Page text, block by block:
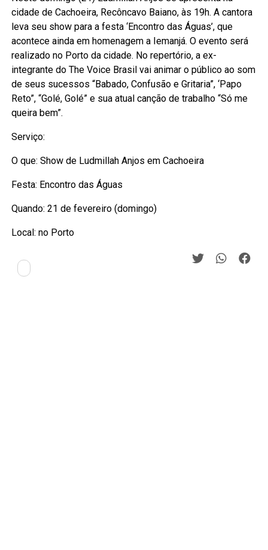
cidade de Cachoeira, Recôncavo Baiano, às 19h. A cantora
leva seu show para a festa ‘Encontro das Águas’, que
acontece ainda em homenagem a Iemanjá. O evento será
realizado no Porto da cidade. No repertório, a ex-
integrante do The Voice Brasil vai animar o público ao som
de seus sucessos “Babado, Confusão e Gritaria”, ‘Papo
Reto”, “Golé, Golé” e sua atual canção de trabalho “Só me
queira bem”.
Serviço:
O que: Show de Ludmillah Anjos em Cachoeira
Festa: Encontro das Águas
Quando: 21 de fevereiro (domingo)
Local: no Porto